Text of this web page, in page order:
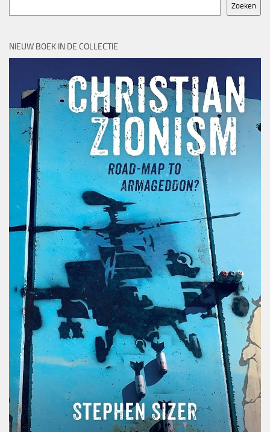
Zoeken
NIEUW BOEK IN DE COLLECTIE